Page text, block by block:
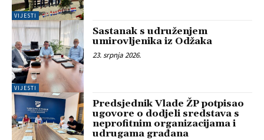
VIJESTI
VIJESTI
Sastanak s udruženjem
umirovljenika iz Odžaka
23. srpnja 2026.
Predsjednik Vlade ŽP potpisao
ugovore o dodjeli sredstava s
neprofitnim organizacijama i
udrugama građana